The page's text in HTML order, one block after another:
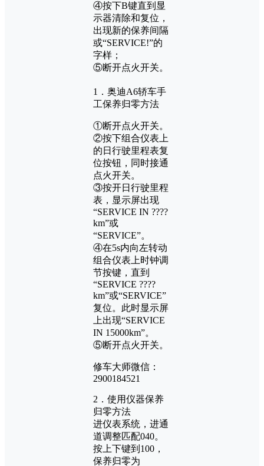
④按下B键直到显
示器清除和复位，
出现新的保养间隔
或“SERVICE!”的
字样；
⑤断开点火开关。
1．奥迪A6轿车手
工保养归零方法
①断开点火开关。
②按下组合仪表上
的日行驶里程表复
位按钮，同时接通
点火开关。
③按开日行驶里程
表，显示屏出现
“SERVICE IN ????
km”或
“SERVICE”。
④在5s内向左转动
组合仪表上时钟调
节按键，直到
“SERVICE ????
km”或“SERVICE”
复位。此时显示屏
上出现“SERVICE
IN 15000km”。
⑤断开点火开关。
修车大师微信：
2900184521
2．使用仪器保养
归零方法
进仪表系统，进通
道调整匹配040。
按上下键到100，
保养归零为